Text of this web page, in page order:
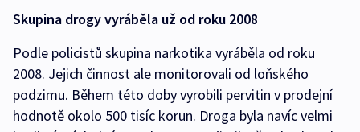
Skupina drogy vyráběla už od roku 2008
Podle policistů skupina narkotika vyráběla od roku
2008. Jejich činnost ale monitorovali od loňského
podzimu. Během této doby vyrobili pervitin v prodejní
hodnotě okolo 500 tisíc korun. Droga byla navíc velmi